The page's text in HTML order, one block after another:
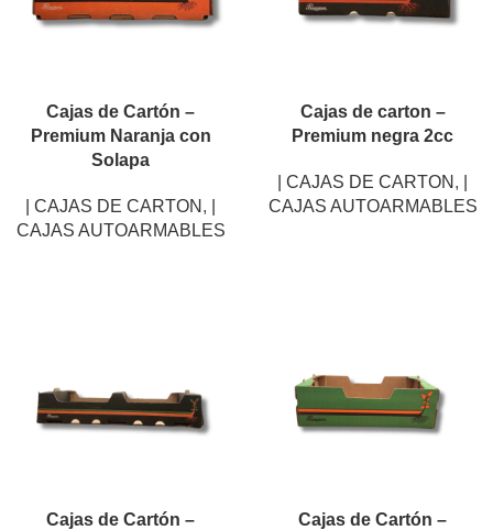
Cajas de Cartón –
Premium Naranja con
Solapa
| CAJAS DE CARTON ,
CAJAS AUTOARMABLES
Cajas de carton –
Premium negra 2cc
| CAJAS DE CARTON ,
CAJAS AUTOARMABLES
Cajas de Cartón –
Cajas de Cartón –